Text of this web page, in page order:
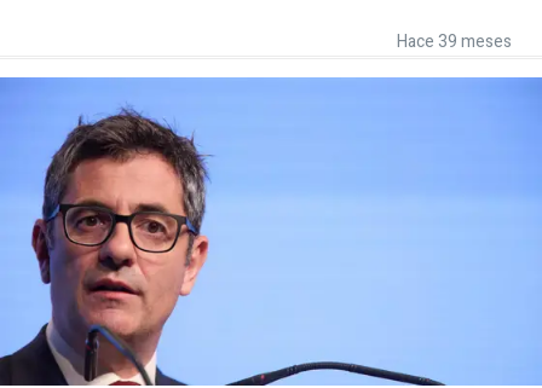
Hace 39 meses